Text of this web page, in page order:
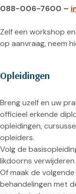
088-006-7600 –
Zelf een workshop
op aanvraag, neem
Opleidingen
Breng uzelf en uw
officieel erkende
opleidingen,
opleiders.
Volg de
likdoorns
Of maak de
behandelingen met